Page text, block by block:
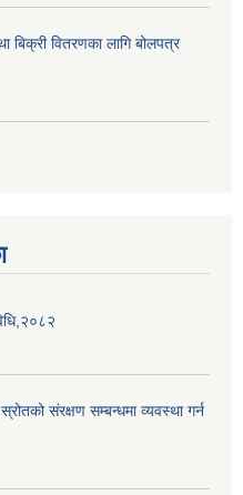
वितरणका लागि बोलपत्र
संरक्षण सम्बन्धमा व्यवस्था गर्न